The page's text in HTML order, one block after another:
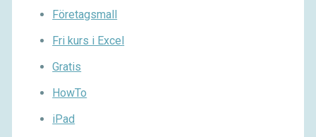
Företagsmall
Fri kurs i Excel
Gratis
HowTo
iPad